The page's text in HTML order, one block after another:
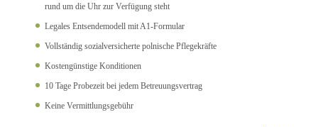
rund um die Uhr zur Verfügung steht
Legales Entsendemodell mit A1-Formular
Vollständig sozialversicherte polnische Pflegekräfte
Kostengünstige Konditionen
10 Tage Probezeit bei jedem Betreuungsvertrag
Keine Vermittlungsgebühr